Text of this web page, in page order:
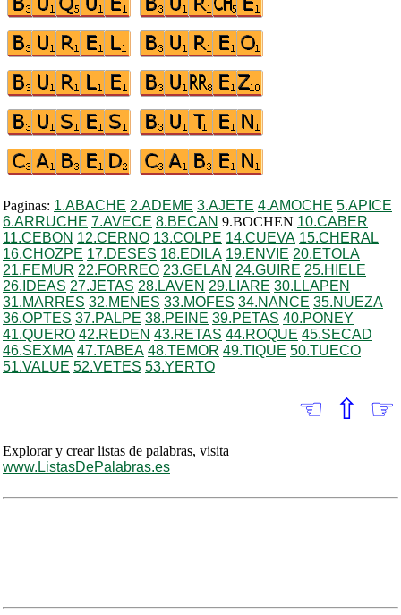
Paginas: 1.ABACHE 2.ADEME 3.AJETE 4.AMOCHE 5.APICE
6.ARRUCHE 7.AVECE 8.BECAN 9.BOCHEN 10.CABER
11.CEBON 12.CERNO 13.COLPE 14.CUEVA 15.CHERAL
16.CHOZPE 17.DESES 18.EDILA 19.ENVIE 20.ETOLA
21.FEMUR 22.FORREO 23.GELAN 24.GUIRE 25.HIELE
26.IDEAS 27.JETAS 28.LAVEN 29.LIARE 30.LLAPEN
31.MARRES 32.MENES 33.MOFES 34.NANCE 35.NUEZA
36.OPTES 37.PALPE 38.PEINE 39.PETAS 40.PONEY
41.QUERO 42.REDEN 43.RETAS 44.ROQUE 45.SECAD
46.SEXMA 47.TABEA 48.TEMOR 49.TIQUE 50.TUECO
51.VALUE 52.VETES 53.YERTO
☜ ⇧ ☞
Explorar y crear listas de palabras, visita
www.ListasDePalabras.es